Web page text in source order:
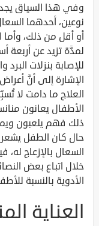
وفي هذا السياق
نوعين، أحدهما
أو أقل من ذلك،
لمدَّة تزيد عن أربعة
للإصابة بنزلات البرد
الإشارة إلى أنَّ
العلاج ما دامت لا
الأطفال يعانون
ذلك فهم يلعبون
حال كان الطفل يشعر
السعال بالإزعاج له،
خلال اتباع بعض
الأدوية بالنسبة
العناية